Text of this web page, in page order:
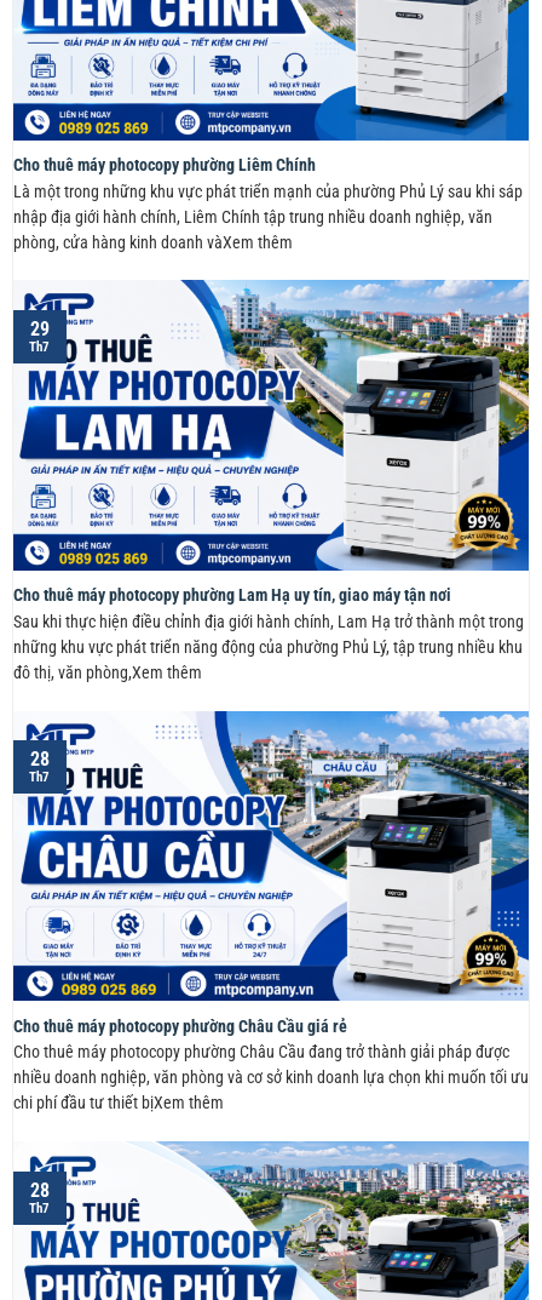
Cho thuê máy photocopy phường Liêm Chính
Là một trong những khu vực phát triển mạnh của phường Phủ Lý sau khi sáp
nhập địa giới hành chính, Liêm Chính tập trung nhiều doanh nghiệp, văn
phòng, cửa hàng kinh doanh vàXem thêm
Cho thuê máy photocopy phường Lam Hạ uy tín, giao máy tận nơi
Sau khi thực hiện điều chỉnh địa giới hành chính, Lam Hạ trở thành một trong
những khu vực phát triển năng động của phường Phủ Lý, tập trung nhiều khu
đô thị, văn phòng,Xem thêm
29
Th7
Cho thuê máy photocopy phường Châu Cầu giá rẻ
Cho thuê máy photocopy phường Châu Cầu đang trở thành giải pháp được
nhiều doanh nghiệp, văn phòng và cơ sở kinh doanh lựa chọn khi muốn tối ưu
chi phí đầu tư thiết bịXem thêm
28
Th7
28
Th7